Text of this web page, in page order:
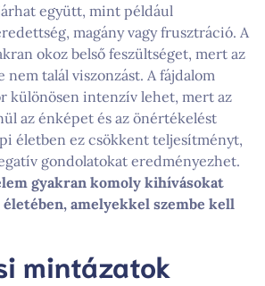
együtt, mint például
magány vagy frusztráció. A
okoz belső feszültséget, mert az
nem talál viszonzást. A fájdalom
különösen intenzív lehet, mert az
az énképet és az önértékelést
életben ez csökkent teljesítményt,
gondolatokat eredményezhet.
gyakran komoly kihívásokat
amelyekkel szembe kell
mintázatok